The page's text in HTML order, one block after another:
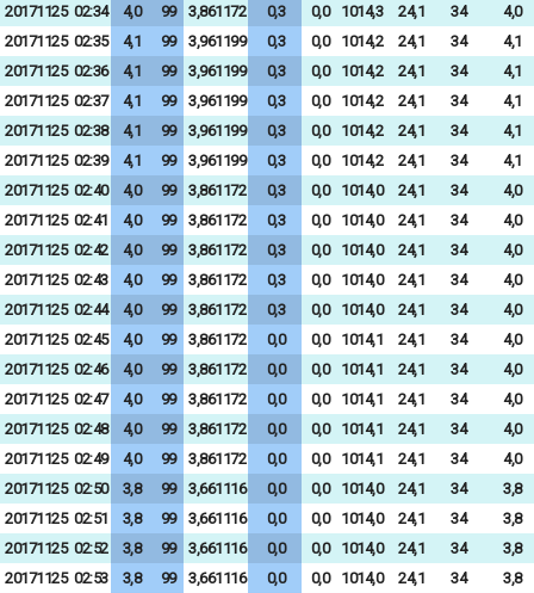
20171125 02:34 4,0 99 3,861172 0,3 0,0 1014,3 24,1 34
4,0
20171125 02:35 4,1 99 3,961199 0,3 0,0 1014,2 24,1 34
4,1
20171125 02:36 4,1 99 3,961199 0,3 0,0 1014,2 24,1 34
4,1
20171125 02:37 4,1 99 3,961199 0,3 0,0 1014,2 24,1 34
4,1
20171125 02:38 4,1 99 3,961199 0,3 0,0 1014,2 24,1 34
4,1
20171125 02:39 4,1 99 3,961199 0,3 0,0 1014,2 24,1 34
4,1
20171125 02:40 4,0 99 3,861172 0,3 0,0 1014,0 24,1 34
4,0
20171125 02:41 4,0 99 3,861172 0,3 0,0 1014,0 24,1 34
4,0
20171125 02:42 4,0 99 3,861172 0,3 0,0 1014,0 24,1 34
4,0
20171125 02:43 4,0 99 3,861172 0,3 0,0 1014,0 24,1 34
4,0
20171125 02:44 4,0 99 3,861172 0,3 0,0 1014,0 24,1 34
4,0
20171125 02:45 4,0 99 3,861172 0,0 0,0 1014,1 24,1 34
4,0
20171125 02:46 4,0 99 3,861172 0,0 0,0 1014,1 24,1 34
4,0
20171125 02:47 4,0 99 3,861172 0,0 0,0 1014,1 24,1 34
4,0
20171125 02:48 4,0 99 3,861172 0,0 0,0 1014,1 24,1 34
4,0
20171125 02:49 4,0 99 3,861172 0,0 0,0 1014,1 24,1 34
4,0
20171125 02:50 3,8 99 3,661116 0,0 0,0 1014,0 24,1 34
3,8
20171125 02:51 3,8 99 3,661116 0,0 0,0 1014,0 24,1 34
3,8
20171125 02:52 3,8 99 3,661116 0,0 0,0 1014,0 24,1 34
3,8
20171125 02:53 3,8 99 3,661116 0,0 0,0 1014,0 24,1 34
3,8